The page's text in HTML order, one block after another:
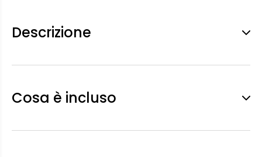
Descrizione
Cosa è incluso